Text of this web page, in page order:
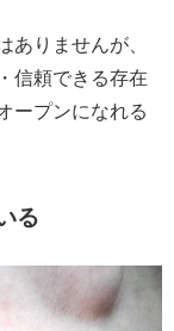
ありませんが、
信頼できる存在
ープンになれる
る